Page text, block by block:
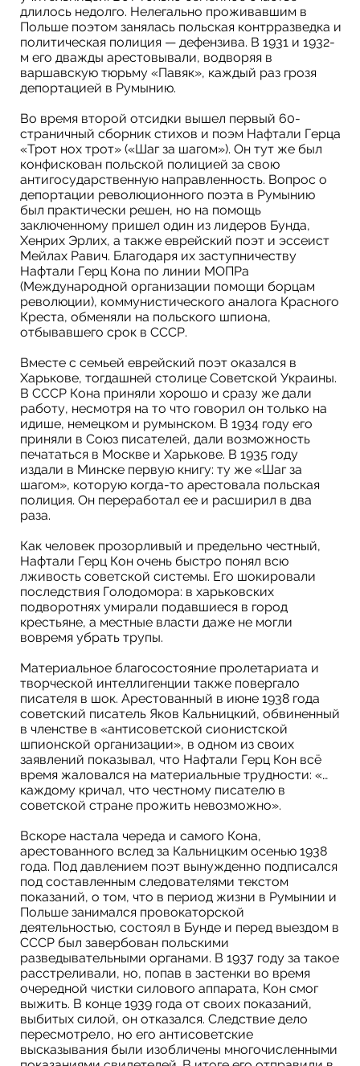
длилось недолго. Нелегально проживавшим в
Польше поэтом занялась польская контрразведка и
политическая полиция — дефензива. В 1931 и 1932-
м его дважды арестовывали, водворяя в
варшавскую тюрьму «Павяк», каждый раз грозя
депортацией в Румынию.
Во время второй отсидки вышел первый 60-
страничный сборник стихов и поэм Нафтали Герца
«Трот нох трот» («Шаг за шагом»). Он тут же был
конфискован польской полицией за свою
антигосударственную направленность. Вопрос о
депортации революционного поэта в Румынию
был практически решен, но на помощь
заключенному пришел один из лидеров Бунда,
Хенрих Эрлих, а также еврейский поэт и эссеист
Мейлах Равич. Благодаря их заступничеству
Нафтали Герц Кона по линии МОПРа
(Международной организации помощи борцам
революции), коммунистического аналога Красного
Креста, обменяли на польского шпиона,
отбывавшего срок в СССР.
Вместе с семьей еврейский поэт оказался в
Харькове, тогдашней столице Советской Украины.
В СССР Кона приняли хорошо и сразу же дали
работу, несмотря на то что говорил он только на
идише, немецком и румынском. В 1934 году его
приняли в Союз писателей, дали возможность
печататься в Москве и Харькове. В 1935 году
издали в Минске первую книгу: ту же «Шаг за
шагом», которую когда-то арестовала польская
полиция. Он переработал ее и расширил в два
раза.
Как человек прозорливый и предельно честный,
Нафтали Герц Кон очень быстро понял всю
лживость советской системы. Его шокировали
последствия Голодомора: в харьковских
подворотнях умирали подавшиеся в город
крестьяне, а местные власти даже не могли
вовремя убрать трупы.
Материальное благосостояние пролетариата и
творческой интеллигенции также повергало
писателя в шок. Арестованный в июне 1938 года
советский писатель Яков Кальницкий, обвиненный
в членстве в «антисоветской сионистской
шпионской организации», в одном из своих
заявлений показывал, что Нафтали Герц Кон всё
время жаловался на материальные трудности: «…
каждому кричал, что честному писателю в
советской стране прожить невозможно».
Вскоре настала череда и самого Кона,
арестованного вслед за Кальницким осенью 1938
года. Под давлением поэт вынужденно подписался
под составленным следователями текстом
показаний, о том, что в период жизни в Румынии и
Польше занимался провокаторской
деятельностью, состоял в Бунде и перед выездом в
СССР был завербован польскими
разведывательными органами. В 1937 году за такое
расстреливали, но, попав в застенки во время
очередной чистки силового аппарата, Кон смог
выжить. В конце 1939 года от своих показаний,
выбитых силой, он отказался. Следствие дело
пересмотрело, но его антисоветские
высказывания были изобличены многочисленными